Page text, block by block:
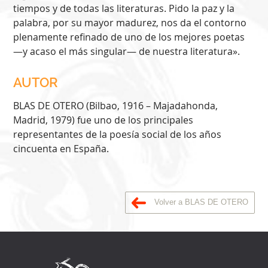
tiempos y de todas las literaturas. Pido la paz y la
palabra, por su mayor madurez, nos da el contorno
plenamente refinado de uno de los mejores poetas
—y acaso el más singular— de nuestra literatura».
AUTOR
BLAS DE OTERO (Bilbao, 1916 – Majadahonda,
Madrid, 1979) fue uno de los principales
representantes de la poesía social de los años
cincuenta en España.
Volver a BLAS DE OTERO